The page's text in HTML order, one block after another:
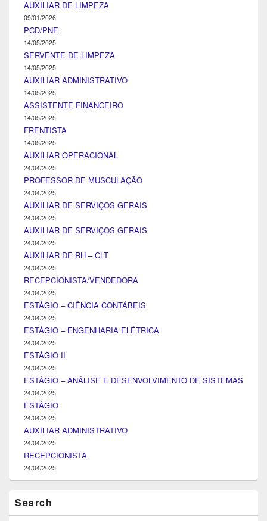
AUXILIAR DE LIMPEZA
09/01/2026
PCD/PNE
14/05/2025
SERVENTE DE LIMPEZA
14/05/2025
AUXILIAR ADMINISTRATIVO
14/05/2025
ASSISTENTE FINANCEIRO
14/05/2025
FRENTISTA
14/05/2025
AUXILIAR OPERACIONAL
24/04/2025
PROFESSOR DE MUSCULAÇÃO
24/04/2025
AUXILIAR DE SERVIÇOS GERAIS
24/04/2025
AUXILIAR DE SERVIÇOS GERAIS
24/04/2025
AUXILIAR DE RH – CLT
24/04/2025
RECEPCIONISTA/VENDEDORA
24/04/2025
ESTÁGIO – CIÊNCIA CONTÁBEIS
24/04/2025
ESTÁGIO – ENGENHARIA ELÉTRICA
24/04/2025
ESTÁGIO II
24/04/2025
ESTÁGIO – ANÁLISE E DESENVOLVIMENTO DE SISTEMAS
24/04/2025
ESTÁGIO
24/04/2025
AUXILIAR ADMINISTRATIVO
24/04/2025
RECEPCIONISTA
24/04/2025
Search